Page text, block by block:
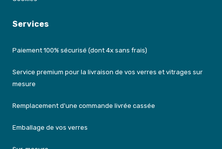
Services
Paiement 100% sécurisé (dont 4x sans frais)
Service premium pour la livraison de vos verres et vitrages sur
mesure
Remplacement d'une commande livrée cassée
Emballage de vos verres